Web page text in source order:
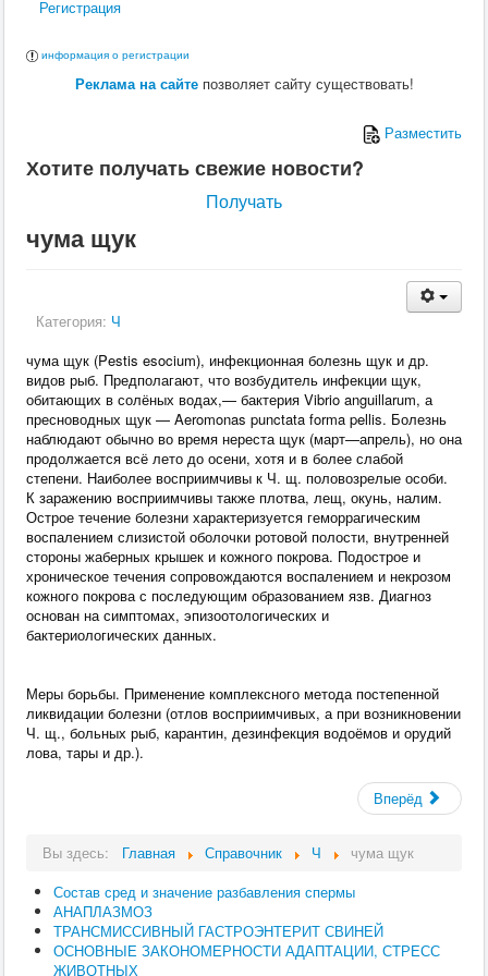
Регистрация
информация о регистрации
Реклама на сайтепозволяет сайту существовать!
Разместить
Хотите получать свежие новости?
Получать
чума щук
Категория: Ч
чума щук (Pestis esocium), инфекционная болезнь щук и др.
видов рыб. Предполагают, что возбудитель инфекции щук,
обитающих в солёных водах,— бактерия Vibrio anguillarum, а
пресноводных щук — Aeromonas punctata forma pellis. Болезнь
наблюдают обычно во время нереста щук (март—апрель), но она
продолжается всё лето до осени, хотя и в более слабой
степени. Наиболее восприимчивы к Ч. щ. половозрелые особи.
К заражению восприимчивы также плотва, лещ, окунь, налим.
Острое течение болезни характеризуется геморрагическим
воспалением слизистой оболочки ротовой полости, внутренней
стороны жаберных крышек и кожного покрова. Подострое и
хроническое течения сопровождаются воспалением и некрозом
кожного покрова с последующим образованием язв. Диагноз
основан на симптомах, эпизоотологических и
бактериологических данных.
Меры борьбы. Применение комплексного метода постепенной
ликвидации болезни (отлов восприимчивых, а при возникновении
Ч. щ., больных рыб, карантин, дезинфекция водоёмов и орудий
лова, тары и др.).
Вперёд
Вы здесь: Главная Справочник Ч
чума щук
Состав сред и значение разбавления спермы
АНАПЛАЗМОЗ
ТРАНСМИССИВНЫЙ ГАСТРОЭНТЕРИТ СВИНЕЙ
ОСНОВНЫЕ ЗАКОНОМЕРНОСТИ АДАПТАЦИИ, СТРЕСС
ЖИВОТНЫХ